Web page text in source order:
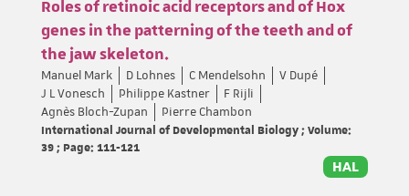
Roles of retinoic acid receptors and of Hox
genes in the patterning of the teeth and of
the jaw skeleton.
Manuel Mark D Lohnes C Mendelsohn
V Dupé
J L Vonesch
Philippe Kastner
F Rijli
Agnès Bloch-Zupan
Pierre Chambon
International Journal of Developmental Biology ; Volume:
39 ; Page: 111-121
HAL